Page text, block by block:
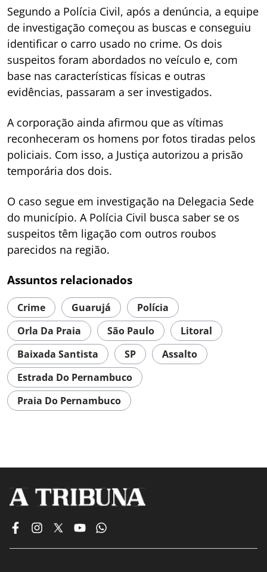
Segundo a Polícia Civil, após a denúncia, a equipe
de investigação começou as buscas e conseguiu
identificar o carro usado no crime. Os dois
suspeitos foram abordados no veículo e, com
base nas características físicas e outras
evidências, passaram a ser investigados.
A corporação ainda afirmou que as vítimas
reconheceram os homens por fotos tiradas pelos
policiais. Com isso, a Justiça autorizou a prisão
temporária dos dois.
O caso segue em investigação na Delegacia Sede
do município. A Polícia Civil busca saber se os
suspeitos têm ligação com outros roubos
parecidos na região.
Assuntos relacionados
Crime Guarujá
Polícia
Orla Da Praia
São Paulo
Litoral
Baixada Santista
SP
Assalto
Estrada Do Pernambuco
Praia Do Pernambuco